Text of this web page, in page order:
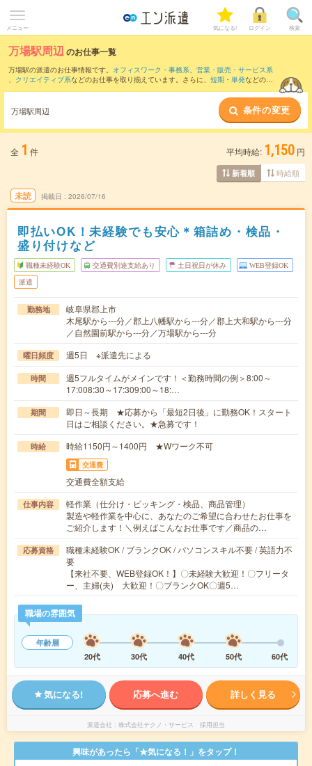
メニュー 気になる! ログイン 検索
万場駅周辺のお仕事一覧
万場駅の派遣のお仕事情報です。 オフィスワーク・事務系、 営業・販売・サービス系
、 クリエイティブ系などのお仕事を取り揃えています。さらに、 短期 ・ 単発などの期
また、郡上八幡駅 大中駅 など近隣駅のお
仕事もご確認いただけます。
万場駅周辺 条件の変更
全 1 件 平均時給: 1,150 円
新着順 時給順
未読 掲載日 2026/07/16
即払いOK！未経験でも安心＊箱詰め・検品・
盛り付けなど
職種未経験OK 交通費別途支給あり 土日祝日が休み WEB登録OK
派遣
勤務地
岐阜県郡上市
木尾駅から---分／郡上八幡駅から---分／郡上大和駅から---分
／自然園前駅から---分／万場駅から---分
曜日頻度 週5日 ※派遣先による
時間
週5フルタイムがメインです！＜勤務時間の例＞8:00～
17:008:30～17:309:00～18:…
期間
即日～長期 ★応募から「最短2日後」に勤務OK！スタート
日はご相談ください。★急募です！
時給 時給1150円～1400円 ★Wワーク不可
交通費
交通費全額支給
仕事内容
軽作業（仕分け・ピッキング・検品、商品管理）
製造や軽作業を中心に、あなたのご希望に合わせたお仕事を
ご紹介します！＼例えばこんなお仕事です／商品の…
応募資格
職種未経験OK / ブランクOK / パソコンスキル不要 / 英語力不
要
【来社不要、WEB登録OK！】〇未経験大歓迎！〇フリータ
ー、主婦(夫) 大歓迎！〇ブランクOK〇週5…
職場の雰囲気
年齢層
20代
30代 40代 50代 60代
気になる! 応募へ進む 詳しく見る
派遣会社 株式会社テクノ・サービス 採用担当
興味があったら「★気になる！」をタップ！